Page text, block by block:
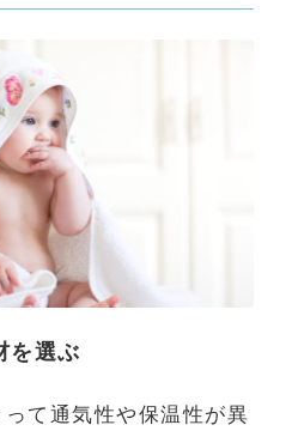
を選ぶ
て通気性や保温性が異